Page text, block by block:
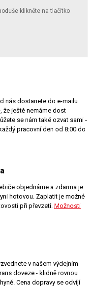
klikněte na tlačítko
nás dostanete do e-mailu
že ještě nemáme dost
se nám také ozvat sami -
pracovní den od 8:00 do
objednáme a zdarma je
hotovou. Zaplatit je možné
při převzetí. Možnosti
v našem výdejním
doveze - klidně rovnou
Cena dopravy se odvíjí